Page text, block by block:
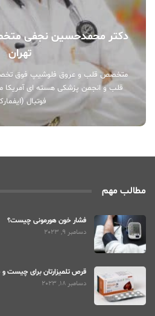
دکتر محمدحسین نجفی
تهران
متخصص قلب و عروق فلوشیپ فوق
قلب و انجمن پزشکی هسته ای آمریکا
فوتبال
مطالب مهم
فشار خون هورمونی چیست؟
دسامبر 9, 2023
قرص تلمیزارتان برای چیست و
دسامبر 18, 2023